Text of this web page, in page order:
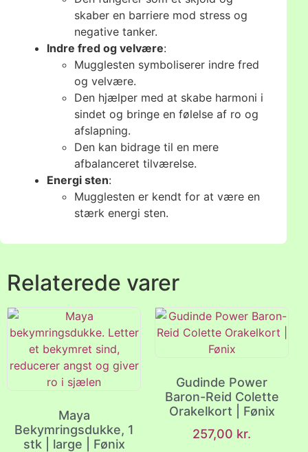
skaber en barriere mod stress og
negative tanker.
Indre fred og velvære:
Mugglesten symboliserer indre fred
og velvære.
Den hjælper med at skabe harmoni i
sindet og bringe en følelse af ro og
afslapning.
Den kan bidrage til en mere
afbalanceret tilværelse.
Energi sten:
Mugglesten er kendt for at være en
stærk energi sten.
Relaterede varer
Maya
Bekymringsdukke, 1
stk | large | Fønix
Gudinde Power
Baron-Reid Colette
Orakelkort | Fønix
257,00 kr.